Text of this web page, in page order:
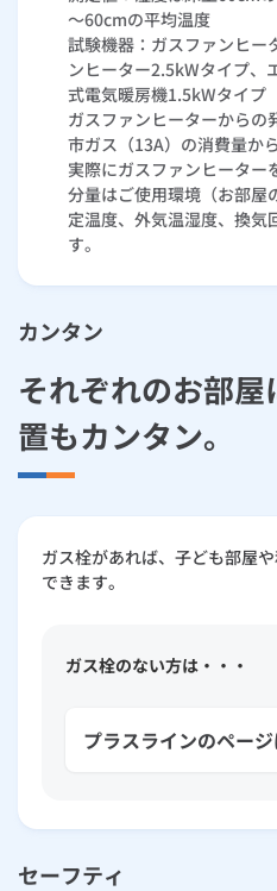
～60cmの平均温度
試験機器：ガスファンヒー
ンヒーター2.5kWタイプ、
式電気暖房機1.5kWタイプ
ガスファンヒーターからの
市ガス（13A）の消費量か
実際にガスファンヒーター
分量はご使用環境（お部屋
定温度、外気温湿度、換気
す。
カンタン
それぞれのお部
置もカンタン。
ガス栓があれば、子ども部屋
できます。
ガス栓のない方は・・・
プラスラインのペー
セーフティ